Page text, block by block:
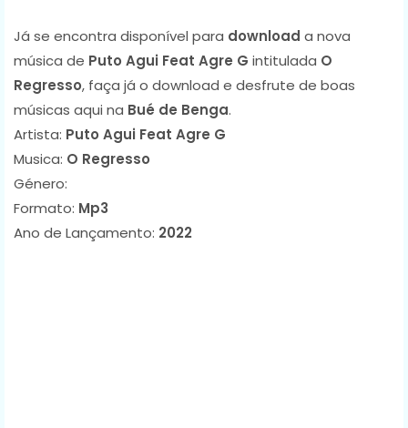
Já se encontra disponível para download a nova
música de Puto Agui Feat Agre G intitulada O
Regresso, faça já o download e desfrute de boas
músicas aqui na Bué de Benga.
Artista: Puto Agui Feat Agre G
Musica: O Regresso
Género:
Formato: Mp3
Ano de Lançamento: 2022